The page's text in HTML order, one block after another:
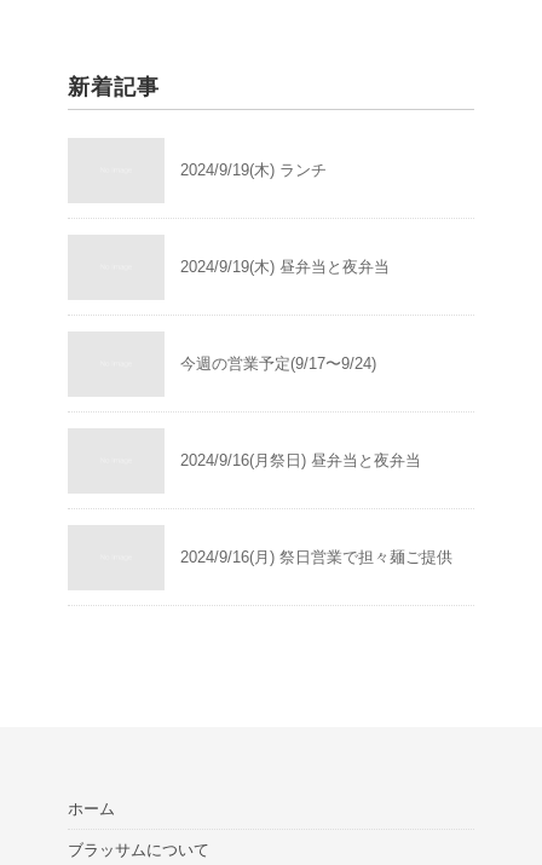
新着記事
2024/9/19(木) ランチ
2024/9/19(木) 昼弁当と夜弁当
今週の営業予定(9/17〜9/24)
2024/9/16(月祭日) 昼弁当と夜弁当
2024/9/16(月) 祭日営業で担々麺ご提供
ホーム
ブラッサムについて